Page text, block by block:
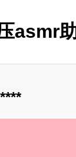
asmr